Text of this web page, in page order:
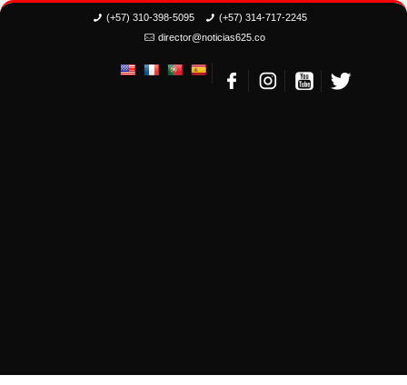
(+57) 310-398-5095
(+57) 314-717-2245
director@noticias625.co